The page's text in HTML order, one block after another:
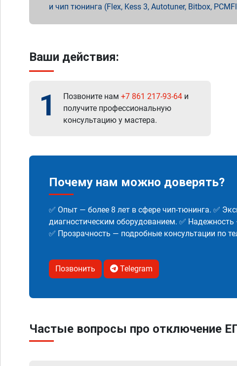
и чип тюнинга (Flex, Kess 3, Autotuner, Bitbox,
Ваши действия:
1 Позвоните нам +7 861 217-93-64 и
получите профессиональную
консультацию у мастера.
Почему нам можно доверять?
✅ Опыт — более 8 лет в сфере чип-тюнинга. ✅
диагностическим оборудованием. ✅
✅ Прозрачность — подробные консультации по
Позвонить Telegram
Частые вопросы про отключение